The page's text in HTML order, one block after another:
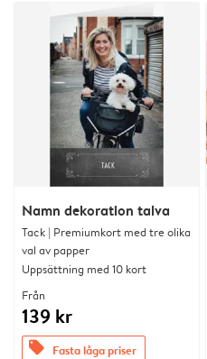
Namn dekoration talva
Tack | Premiumkort med tre olika
val av papper
Uppsättning med 10 kort
Från
139 kr
offers Fasta låga priser